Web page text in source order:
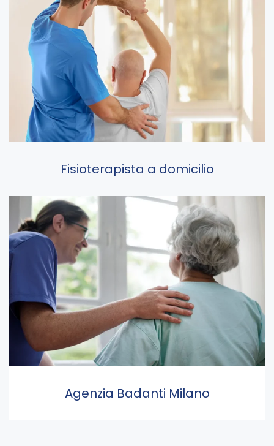
Fisioterapista a domicilio
Agenzia Badanti Milano